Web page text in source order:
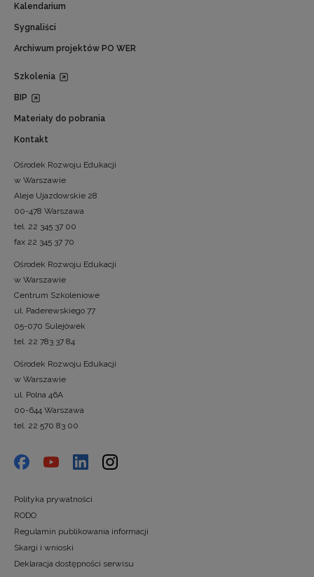
Kalendarium
Sygnaliści
Archiwum projektów PO WER
Szkolenia
BIP
Materiały do pobrania
Kontakt
Ośrodek Rozwoju Edukacji
w Warszawie
Aleje Ujazdowskie 28
00-478 Warszawa
tel. 22 345 37 00
fax 22 345 37 70
Ośrodek Rozwoju Edukacji
w Warszawie
Centrum Szkoleniowe
ul. Paderewskiego 77
05-070 Sulejówek
tel. 22 783 37 84
Ośrodek Rozwoju Edukacji
w Warszawie
ul. Polna 46A
00-644 Warszawa
tel. 22 570 83 00
Polityka prywatności
RODO
Regulamin publikowania informacji
Skargi i wnioski
Deklaracja dostępności serwisu